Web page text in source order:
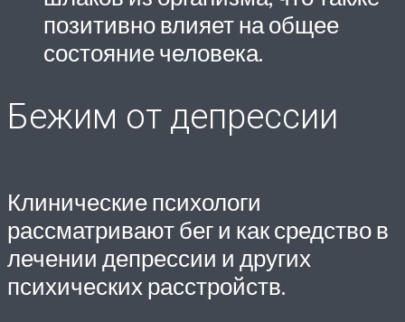
позитивно влияет на общее
состояние человека.
Бежим от депрессии
Клинические психологи
рассматривают бег и как средство в
лечении депрессии и других
психических расстройств.